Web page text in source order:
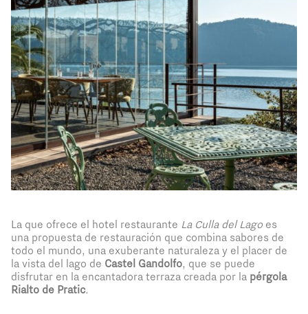
La que ofrece el hotel restaurante La Culla del Lago es
una propuesta de restauración que combina sabores de
todo el mundo, una exuberante naturaleza y el placer de
la vista del lago de Castel Gandolfo, que se puede
disfrutar en la encantadora terraza creada por la pérgola
Rialto de Pratic.